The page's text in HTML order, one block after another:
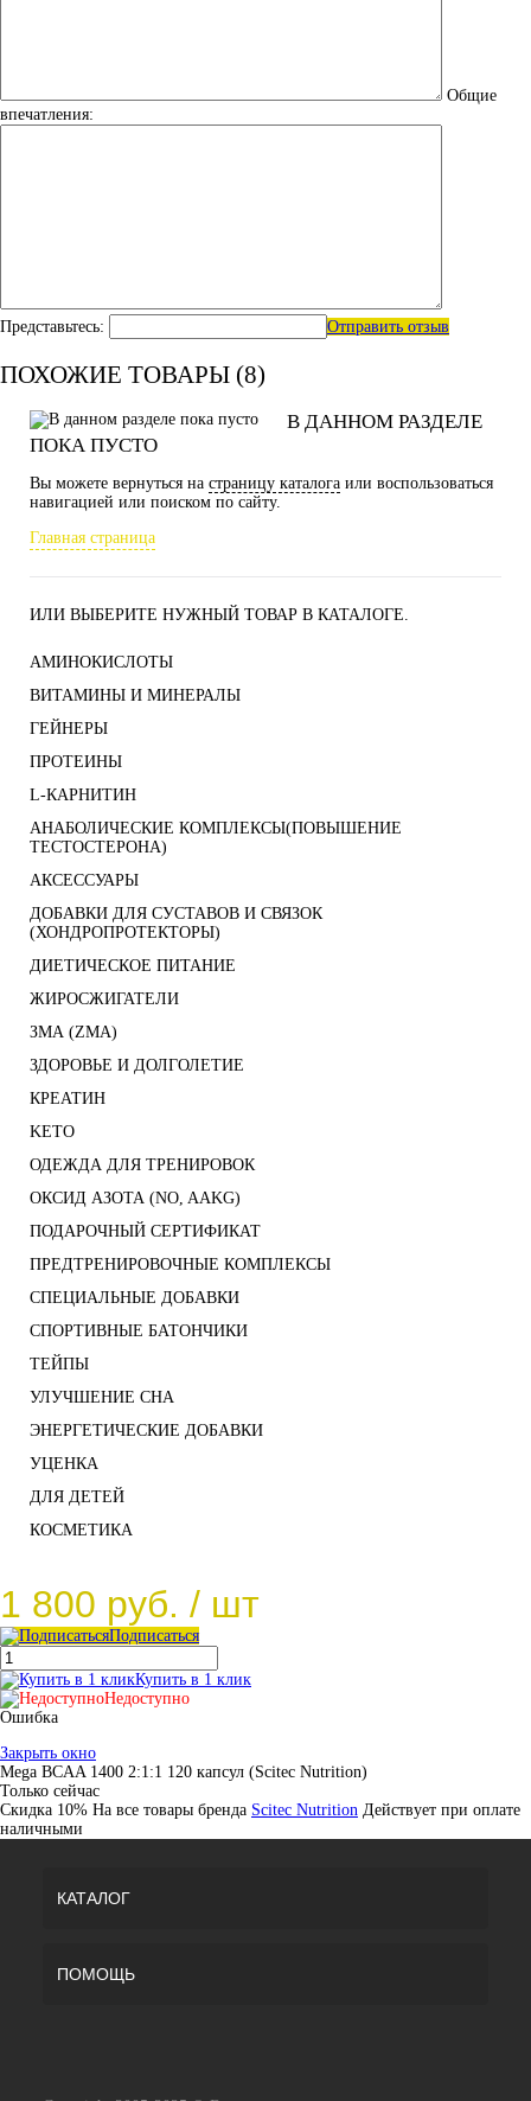
Общие
впечатления:
Представьтесь: Отправить отзыв
ПОХОЖИЕ ТОВАРЫ (8)
В ДАННОМ РАЗДЕЛЕ
ПОКА ПУСТО
Вы можете вернуться на страницу каталога или воспользоваться
навигацией или поиском по сайту.
Главная страница
ИЛИ ВЫБЕРИТЕ НУЖНЫЙ ТОВАР В КАТАЛОГЕ.
АМИНОКИСЛОТЫ
ВИТАМИНЫ И МИНЕРАЛЫ
ГЕЙНЕРЫ
ПРОТЕИНЫ
L-КАРНИТИН
АНАБОЛИЧЕСКИЕ КОМПЛЕКСЫ(ПОВЫШЕНИЕ
ТЕСТОСТЕРОНА)
АКСЕССУАРЫ
ДОБАВКИ ДЛЯ СУСТАВОВ И СВЯЗОК
(ХОНДРОПРОТЕКТОРЫ)
ДИЕТИЧЕСКОЕ ПИТАНИЕ
ЖИРОСЖИГАТЕЛИ
ЗМА (ZMA)
ЗДОРОВЬЕ И ДОЛГОЛЕТИЕ
КРЕАТИН
KETO
ОДЕЖДА ДЛЯ ТРЕНИРОВОК
ОКСИД АЗОТА (NO, AAKG)
ПОДАРОЧНЫЙ СЕРТИФИКАТ
ПРЕДТРЕНИРОВОЧНЫЕ КОМПЛЕКСЫ
СПЕЦИАЛЬНЫЕ ДОБАВКИ
СПОРТИВНЫЕ БАТОНЧИКИ
ТЕЙПЫ
УЛУЧШЕНИЕ СНА
ЭНЕРГЕТИЧЕСКИЕ ДОБАВКИ
УЦЕНКА
ДЛЯ ДЕТЕЙ
КОСМЕТИКА
1 800 руб. / шт
Подписаться
Купить в 1 клик
Недоступно
Ошибка
Закрыть окно
Mega BCAA 1400 2:1:1 120 капсул (Scitec Nutrition)
Только сейчас
Скидка 10% На все товары брeнда Scitec Nutrition Действует при оплате
наличными
КАТАЛОГ
ПОМОЩЬ